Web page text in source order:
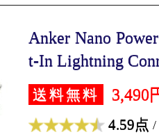
Anker Nano
t-In Lightning
送料無料 3,490
4.59点 /